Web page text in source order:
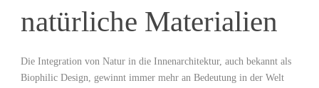
⁣natürliche⁤ Materialien
Die⁢ Integration von Natur in die Innenarchitektur, auch ​bekannt als
⁤Biophilic Design, gewinnt immer mehr an Bedeutung in der Welt